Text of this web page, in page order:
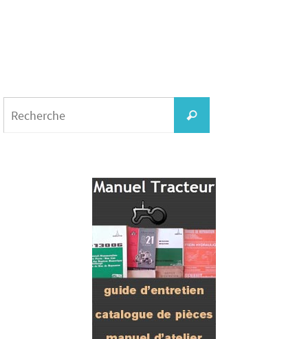
Recherche